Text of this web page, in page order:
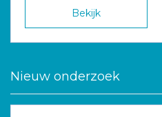
Bekijk
Nieuw onderzoek